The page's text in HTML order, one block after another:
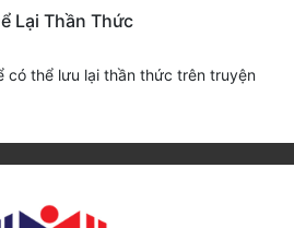
Lại Thần Thức
có thể lưu lại thần thức trên truyện